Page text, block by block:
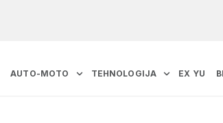
AUTO-MOTO TEHNOLOGIJA EX YU